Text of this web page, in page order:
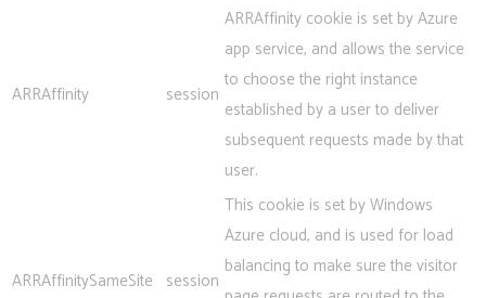
ARRAffinity session
ARRAffinity cookie is set by Azure
app service, and allows the service
to choose the right instance
established by a user to deliver
subsequent requests made by that
user.
ARRAffinitySameSite session
This cookie is set by Windows
Azure cloud, and is used for load
balancing to make sure the visitor